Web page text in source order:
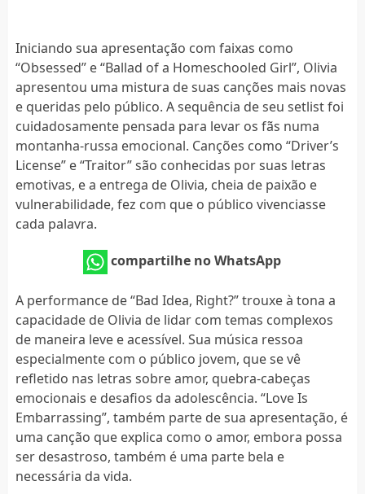
Iniciando sua apresentação com faixas como
“Obsessed” e “Ballad of a Homeschooled Girl”, Olivia
apresentou uma mistura de suas canções mais novas
e queridas pelo público. A sequência de seu setlist foi
cuidadosamente pensada para levar os fãs numa
montanha-russa emocional. Canções como “Driver’s
License” e “Traitor” são conhecidas por suas letras
emotivas, e a entrega de Olivia, cheia de paixão e
vulnerabilidade, fez com que o público vivenciasse
cada palavra.
compartilhe no WhatsApp
A performance de “Bad Idea, Right?” trouxe à tona a
capacidade de Olivia de lidar com temas complexos
de maneira leve e acessível. Sua música ressoa
especialmente com o público jovem, que se vê
refletido nas letras sobre amor, quebra-cabeças
emocionais e desafios da adolescência. “Love Is
Embarrassing”, também parte de sua apresentação, é
uma canção que explica como o amor, embora possa
ser desastroso, também é uma parte bela e
necessária da vida.